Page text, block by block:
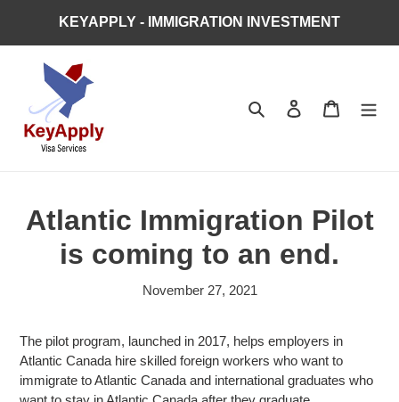
content
KEYAPPLY - IMMIGRATION INVESTMENT
Search Log in Cart
Atlantic Immigration Pilot
is coming to an end.
November 27, 2021
The pilot program, launched in 2017, helps employers in
Atlantic Canada hire skilled foreign workers who want to
immigrate to Atlantic Canada and international graduates who